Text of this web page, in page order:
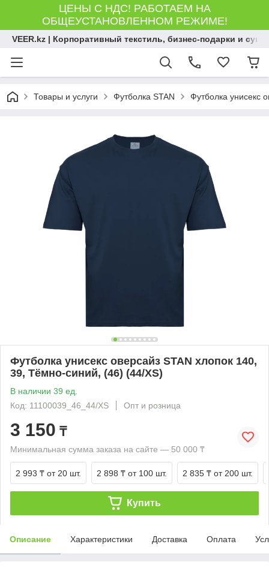
ЦЕНЫ С НДС! РАБОТАЕМ НА
ОБЩЕУСТАНОВЛЕННОМ РЕЖИМЕ!
VEER.kz | Корпоративный текстиль, бизнес-подарки и
Товары и услуги Футболка STAN Футболка унисекс
Футболка унисекс оверсайз STAN хлопок 140,
39, Тёмно-синий, (46) (44/XS)
В наличии 39 ед.
Код: 11100039_46_44/XS
Опт и розница
3 150 ₸
Минимальная сумма заказа на сайте — 50 000 ₸
2 993 ₸ от 20 шт. 2 898 ₸ от 100 шт. 2 835 ₸ от 200 шт.
Купить
Описание Характеристики Доставка Оплата